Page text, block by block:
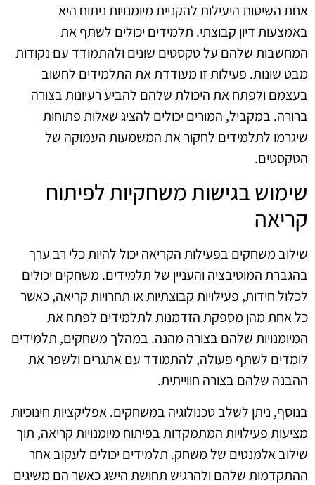
אחת השיטות היעילות להקניית מיומנויות ניתוח היא
באמצעות דיון קבוצתי. תלמידים יכולים לשתף את
המחשבות שלהם על טקסטים שונים ולהתמודד עם נקודות
מבט שונות. פעילות זו מעודדת את התלמידים לחשוב
בעצמם ולפתח את היכולת שלהם להביע רעיונות בצורה
ברורה. במקביל, המורים יכולים להציג שאלות פתוחות
שיגרמו לתלמידים לחקור את המשמעות העמוקה של
הטקסטים.
שימוש בגישות משחקיות לפיתוח
קריאה
שילוב משחקים בפעילות הקריאה יכול להיות כלי רב ערך
בהגברת המוטיבציה והעניין של תלמידים. משחקים יכולים
לכלול חידות, פעילויות קבוצתיות או תחרויות קריאה, כאשר
כל אחת מהן מספקת הזדמנות לתלמידים לפתח את
המיומנויות שלהם בצורה מהנה. במהלך משחקים, תלמידים
לומדים לשתף פעולה, להתמודד עם אתגרים ולשפר את
ההבנה שלהם בצורה חווייתית.
בנוסף, ניתן לשלב טכנולוגיה במשחקים. אפליקציות חינוכיות
מציעות פעילויות המתמקדות בפיתוח מיומנויות קריאה, תוך
שילוב אלמנטים של משחק. תלמידים יכולים לעקוב אחר
ההתקדמות שלהם ולהרגיש תחושת הישג כאשר הם משיגים